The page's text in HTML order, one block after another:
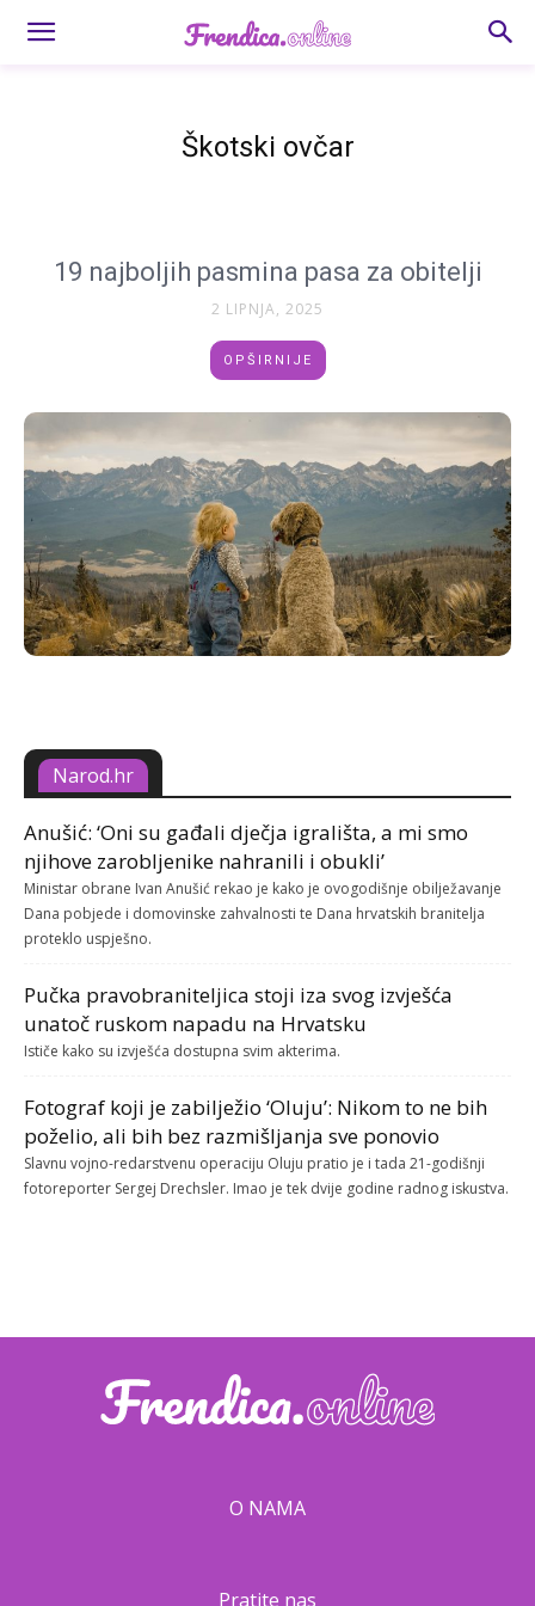
Škotski ovčar
19 najboljih pasmina pasa za obitelji
2 LIPNJA, 2025
OPŠIRNIJE
Narod.hr
Anušić: ‘Oni su gađali dječja igrališta, a mi smo
njihove zarobljenike nahranili i obukli’
Ministar obrane Ivan Anušić rekao je kako je ovogodišnje obilježavanje
Dana pobjede i domovinske zahvalnosti te Dana hrvatskih branitelja
proteklo uspješno.
Pučka pravobraniteljica stoji iza svog izvješća
unatoč ruskom napadu na Hrvatsku
Ističe kako su izvješća dostupna svim akterima.
Fotograf koji je zabilježio ‘Oluju’: Nikom to ne bih
poželio, ali bih bez razmišljanja sve ponovio
Slavnu vojno-redarstvenu operaciju Oluju pratio je i tada 21-godišnji
fotoreporter Sergej Drechsler. Imao je tek dvije godine radnog iskustva.
O NAMA
Pratite nas